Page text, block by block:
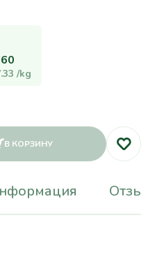
/kg
В КОРЗИНУ